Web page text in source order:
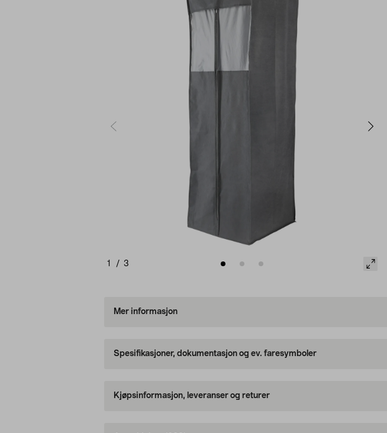
1 / 3
Mer informasjon
Spesifikasjoner, dokumentasjon og ev. faresymboler
Kjøpsinformasjon, leveranser og returer